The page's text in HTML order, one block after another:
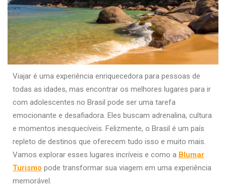
Viajar é uma experiência enriquecedora para pessoas de
todas as idades, mas encontrar os melhores lugares para ir
com adolescentes no Brasil pode ser uma tarefa
emocionante e desafiadora. Eles buscam adrenalina, cultura
e momentos inesquecíveis. Felizmente, o Brasil é um país
repleto de destinos que oferecem tudo isso e muito mais.
Vamos explorar esses lugares incríveis e como a Blumar
Turismo pode transformar sua viagem em uma experiência
memorável.